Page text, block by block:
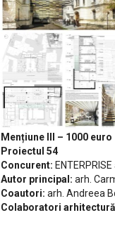
Mențiune III – 1000 euro
Proiectul 54
Concurent:
Autor principal: arh.
Coautori: arh. Andreea
Colaboratori